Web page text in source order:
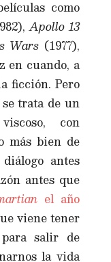
como
Apollo 13
Wars (1977),
en cuando, a
ficción. Pero
trata de un
con
más bien de
antes
antes que
el año
viene tener
para salir de
la vida